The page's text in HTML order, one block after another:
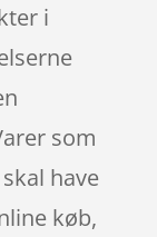
i
som
have
køb,